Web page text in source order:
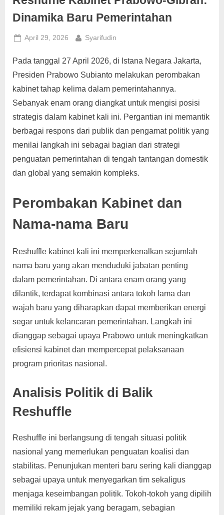
Dinamika Baru Pemerintahan
Posted
April 29, 2026 By
Syarifudin
Pada tanggal 27 April 2026, di Istana Negara Jakarta,
Presiden Prabowo Subianto melakukan perombakan
kabinet tahap kelima dalam pemerintahannya.
Sebanyak enam orang diangkat untuk mengisi posisi
strategis dalam kabinet kali ini. Pergantian ini memantik
berbagai respons dari publik dan pengamat politik yang
menilai langkah ini sebagai bagian dari strategi
penguatan pemerintahan di tengah tantangan domestik
dan global yang semakin kompleks.
Perombakan Kabinet dan
Nama-nama Baru
Reshuffle kabinet kali ini memperkenalkan sejumlah
nama baru yang akan menduduki jabatan penting
dalam pemerintahan. Di antara enam orang yang
dilantik, terdapat kombinasi antara tokoh lama dan
wajah baru yang diharapkan dapat memberikan energi
segar untuk kelancaran pemerintahan. Langkah ini
dianggap sebagai upaya Prabowo untuk meningkatkan
efisiensi kabinet dan mempercepat pelaksanaan
program prioritas nasional.
Analisis Politik di Balik
Reshuffle
Reshuffle ini berlangsung di tengah situasi politik
nasional yang memerlukan penguatan koalisi dan
stabilitas. Penunjukan menteri baru sering kali dianggap
sebagai upaya untuk menyegarkan tim sekaligus
menjaga keseimbangan politik. Tokoh-tokoh yang dipilih
memiliki rekam jejak yang beragam, sebagian